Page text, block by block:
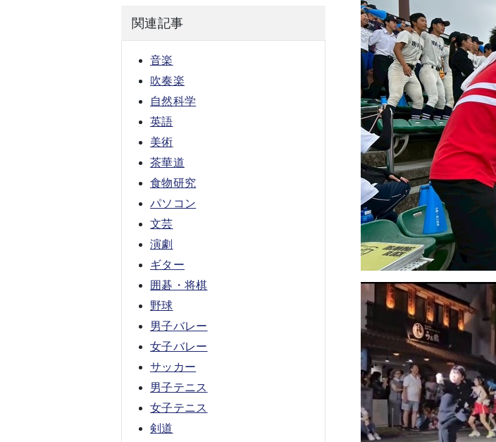
関連記事
音楽
吹奏楽
自然科学
英語
美術
茶華道
食物研究
パソコン
文芸
演劇
ギター
囲碁・将棋
野球
男子バレー
女子バレー
サッカー
男子テニス
女子テニス
剣道